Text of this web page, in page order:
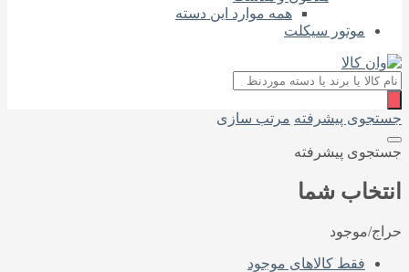
همه موارد این دسته
موتور سیکلت
جستجو
محصولات
جستجوی پیشرفته مرتب سازی
جستجوی پیشرفته
انتخاب شما
حراج/موجود
فقط کالاهای موجود